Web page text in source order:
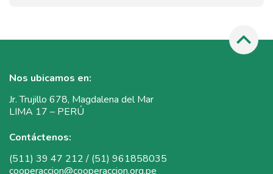
Nos ubicamos en:
Jr. Trujillo 678, Magdalena del Mar
LIMA 17 – PERÚ
Contáctenos:
(511) 39 47 212 / (51) 961858035
cooperaccion@cooperaccion.org.pe